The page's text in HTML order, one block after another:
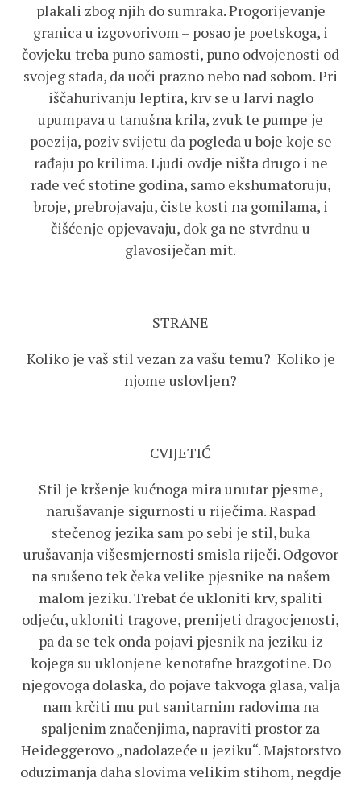
plakali zbog njih do sumraka. Progorijevanje
granica u izgovorivom – posao je poetskoga, i
čovjeku treba puno samosti, puno odvojenosti od
svojeg stada, da uoči prazno nebo nad sobom. Pri
iščahurivanju leptira, krv se u larvi naglo
upumpava u tanušna krila, zvuk te pumpe je
poezija, poziv svijetu da pogleda u boje koje se
rađaju po krilima. Ljudi ovdje ništa drugo i ne
rade već stotine godina, samo ekshumatoruju,
broje, prebrojavaju, čiste kosti na gomilama, i
čišćenje opjevavaju, dok ga ne stvrdnu u
glavosiječan mit.
STRANE
Koliko je vaš stil vezan za vašu temu? Koliko je
njome uslovljen?
CVIJETIĆ
Stil je kršenje kućnoga mira unutar pjesme,
narušavanje sigurnosti u riječima. Raspad
stečenog jezika sam po sebi je stil, buka
urušavanja višesmjernosti smisla riječi. Odgovor
na srušeno tek čeka velike pjesnike na našem
malom jeziku. Trebat će ukloniti krv, spaliti
odjeću, ukloniti tragove, prenijeti dragocjenosti,
pa da se tek onda pojavi pjesnik na jeziku iz
kojega su uklonjene kenotafne brazgotine. Do
njegovoga dolaska, do pojave takvoga glasa, valja
nam krčiti mu put sanitarnim radovima na
spaljenim značenjima, napraviti prostor za
Heideggerovo „nadolazeće u jeziku“. Majstorstvo
oduzimanja daha slovima velikim stihom, negdje